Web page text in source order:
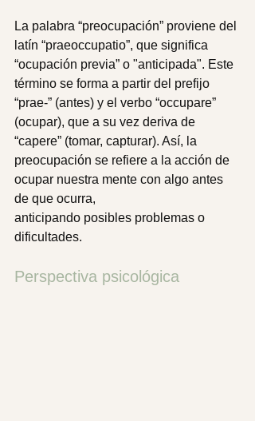
La palabra “preocupación” proviene del
latín “praeoccupatio”, que significa
“ocupación previa” o "anticipada". Este
término se forma a partir del prefijo
“prae-” (antes) y el verbo “occupare”
(ocupar), que a su vez deriva de
“capere” (tomar, capturar). Así, la
preocupación se refiere a la acción de
ocupar nuestra mente con algo antes
de que ocurra,
anticipando posibles problemas o
dificultades.
Perspectiva psicológica